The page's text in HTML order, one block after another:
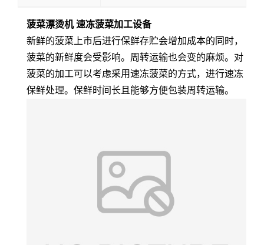
菠菜漂烫机 速冻菠菜加工设备
新鲜的菠菜上市后进行保鲜存贮会增加成本的同时，
菠菜的新鲜度会受影响。周转运输也会变的麻烦。对
菠菜的加工可以考虑采用速冻菠菜的方式，进行速冻
保鲜处理。保鲜时间长且能够方便包装周转运输。